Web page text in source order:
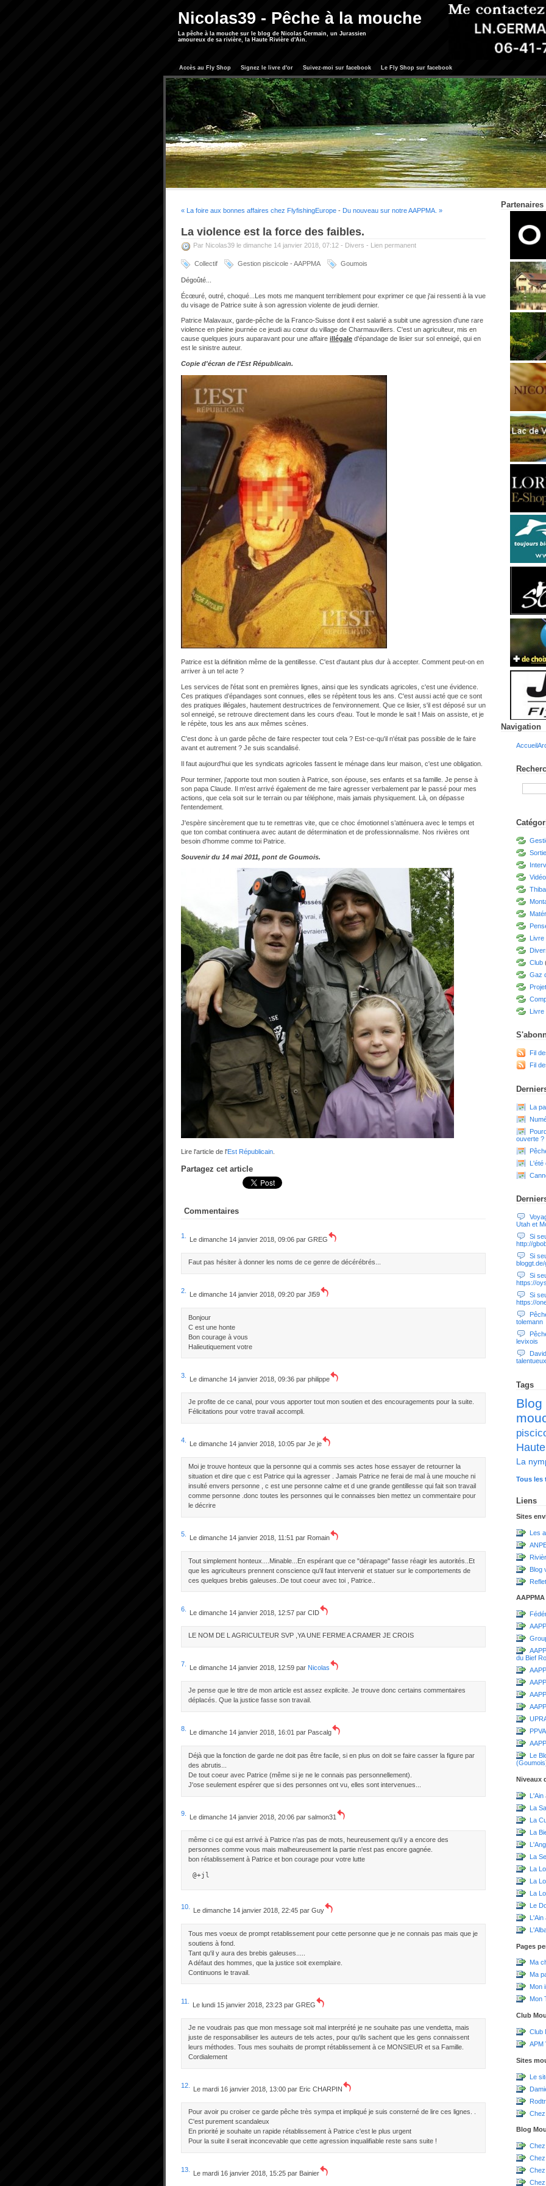
Nicolas39 - Pêche à la mouche
La pêche à la mouche sur le blog de Nicolas Germain, un Jurassien
amoureux de sa rivière, la Haute Rivière d'Ain.
Accès au Fly Shop Signez le livre d'or Suivez-moi sur facebook Le Fly Shop sur facebook
« La foire aux bonnes affaires chez FlyfishingEurope - Du nouveau sur notre AAPPMA. »
La violence est la force des faibles.
Par Nicolas39 le dimanche 14 janvier 2018, 07:12 - Divers - Lien permanent
Collectif Gestion piscicole - AAPPMA Goumois
Dégoûté...
Écœuré, outré, choqué...Les mots me manquent terriblement pour exprimer ce que j'ai ressenti à la vue
du visage de Patrice suite à son agression violente de jeudi dernier.
Patrice Malavaux, garde-pêche de la Franco-Suisse dont il est salarié a subit une agression d'une rare
violence en pleine journée ce jeudi au cœur du village de Charmauvillers. C'est un agriculteur, mis en
cause quelques jours auparavant pour une affaire illégale d'épandage de lisier sur sol enneigé, qui en
est le sinistre auteur.
Copie d'écran de l'Est Républicain.
Patrice est la définition même de la gentillesse. C'est d'autant plus dur à accepter. Comment peut-on en
arriver à un tel acte ?
Les services de l'état sont en premières lignes, ainsi que les syndicats agricoles, c'est une évidence.
Ces pratiques d’épandages sont connues, elles se répètent tous les ans. C'est aussi acté que ce sont
des pratiques illégales, hautement destructrices de l'environnement. Que ce lisier, s'il est déposé sur un
sol enneigé, se retrouve directement dans les cours d'eau. Tout le monde le sait ! Mais on assiste, et je
le répète, tous les ans aux mêmes scènes.
C'est donc à un garde pêche de faire respecter tout cela ? Est-ce-qu'il n'était pas possible de le faire
avant et autrement ? Je suis scandalisé.
Il faut aujourd'hui que les syndicats agricoles fassent le ménage dans leur maison, c'est une obligation.
Pour terminer, j'apporte tout mon soutien à Patrice, son épouse, ses enfants et sa famille. Je pense à
son papa Claude. Il m'est arrivé également de me faire agresser verbalement par le passé pour mes
actions, que cela soit sur le terrain ou par téléphone, mais jamais physiquement. Là, on dépasse
l'entendement.
J'espère sincèrement que tu te remettras vite, que ce choc émotionnel s’atténuera avec le temps et
que ton combat continuera avec autant de détermination et de professionnalisme. Nos rivières ont
besoin d'homme comme toi Patrice.
Souvenir du 14 mai 2011, pont de Goumois.
Lire l'article de l'Est Républicain
Partagez cet article
Commentaires
1. Le dimanche 14 janvier 2018, 09:06 par GREG
Faut pas hésiter à donner les noms de ce genre de décérébrés...
2. Le dimanche 14 janvier 2018, 09:20 par Jl59
Bonjour
C est une honte
Bon courage à vous
Halieutiquement votre
3. Le dimanche 14 janvier 2018, 09:36 par philippe
Je profite de ce canal, pour vous apporter tout mon soutien et des encouragements pour la suite.
Félicitations pour votre travail accompli.
4. Le dimanche 14 janvier 2018, 10:05 par Je je
Moi je trouve honteux que la personne qui a commis ses actes hose essayer de retourner la
situation et dire que c est Patrice qui la agresser . Jamais Patrice ne ferai de mal à une mouche ni
insulté envers personne , c est une personne calme et d une grande gentillesse qui fait son travail
comme personne .donc toutes les personnes qui le connaisses bien mettez un commentaire pour
le décrire
5. Le dimanche 14 janvier 2018, 11:51 par Romain
Tout simplement honteux....Minable...En espérant que ce "dérapage" fasse réagir les autorités..Et
que les agriculteurs prennent conscience qu'il faut intervenir et statuer sur le comportements de
ces quelques brebis galeuses..De tout coeur avec toi , Patrice..
6. Le dimanche 14 janvier 2018, 12:57 par CID
LE NOM DE L AGRICULTEUR SVP ,YA UNE FERME A CRAMER JE CROIS
7. Le dimanche 14 janvier 2018, 12:59 par Nicolas
Je pense que le titre de mon article est assez explicite. Je trouve donc certains commentaires
déplacés. Que la justice fasse son travail.
8. Le dimanche 14 janvier 2018, 16:01 par Pascalg
Déjà que la fonction de garde ne doit pas être facile, si en plus on doit se faire casser la figure par
des abrutis...
De tout coeur avec Patrice (même si je ne le connais pas personnellement).
J'ose seulement espérer que si des personnes ont vu, elles sont intervenues...
9. Le dimanche 14 janvier 2018, 20:06 par salmon31
même ci ce qui est arrivé à Patrice n'as pas de mots, heureusement qu'il y a encore des
personnes comme vous mais malheureusement la partie n'est pas encore gagnée.
bon rétablissement à Patrice et bon courage pour votre lutte
@+jl
10. Le dimanche 14 janvier 2018, 22:45 par Guy
Tous mes voeux de prompt retablissement pour cette personne que je ne connais pas mais que je
soutiens à fond.
Tant qu'il y aura des brebis galeuses.....
A défaut des hommes, que la justice soit exemplaire.
Continuons le travail.
11. Le lundi 15 janvier 2018, 23:23 par GREG
Je ne voudrais pas que mon message soit mal interprété je ne souhaite pas une vendetta, mais
juste de responsabiliser les auteurs de tels actes, pour qu'ils sachent que les gens connaissent
leurs méthodes. Tous mes souhaits de prompt rétablissement à ce MONSIEUR et sa Famille.
Cordialement
12. Le mardi 16 janvier 2018, 13:00 par Eric CHARPIN
Pour avoir pu croiser ce garde pêche très sympa et impliqué je suis consterné de lire ces lignes. .
C'est purement scandaleux
En priorité je souhaite un rapide rétablissement à Patrice c'est le plus urgent
Pour la suite il serait inconcevable que cette agression inqualifiable reste sans suite !
13. Le mardi 16 janvier 2018, 15:25 par Bainier
Partenaires
Navigation
Accueil
Livre
Club
Gaz
Livre
Fil
Fil
La
ouverte ?
L'été
Utah et
Si
http://
Si
bloggt.de/
Si
https://
Si
https://
tolemann
levixois
Tags
La
Tous les
Liens
Sites
Les
Blog
AAPPMA
du Bief
PPVA
Le
Niveaux
L'Ain
La
La
La
La
La
La
La
Le
L'Ain
Pages
Ma
Ma
Mon
Mon
Club
Club
APM
Sites
Le
Blog